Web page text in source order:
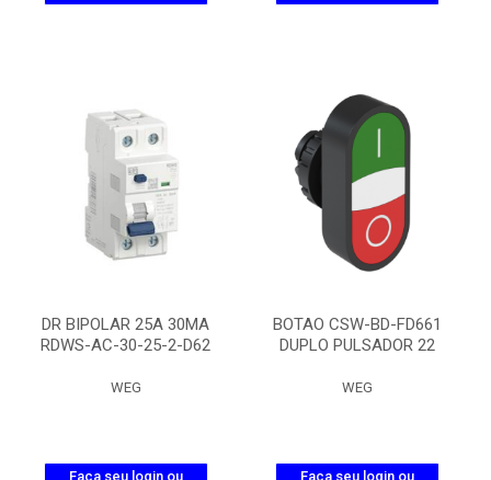
DR BIPOLAR 25A 30MA
RDWS-AC-30-25-2-D62
WEG
Faça seu login ou
BOTAO CSW-BD-FD661
DUPLO PULSADOR 22
WEG
Faça seu login ou